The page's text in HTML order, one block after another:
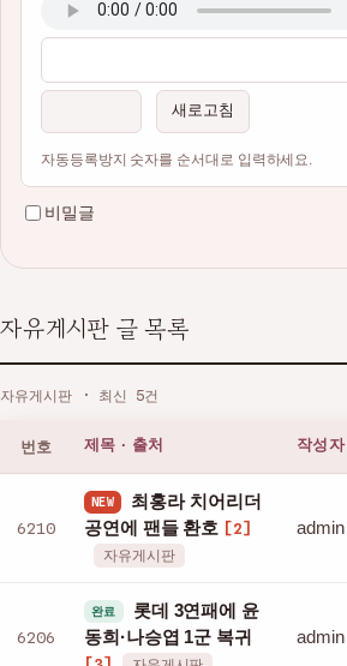
이름필수
비밀번호필수
새로고침
자동등록방지 숫자를 순서대로 입력하세요.
비밀글
자유게시판 글 목록
자유게시판 · 최신 5건
번호 제목 · 출처 작성자
6210
NEW
최홍라 치어리더
공연에 팬들 환호 [2]
자유게시판
admin
6206
완료
롯데 3연패에 윤
동희·나승엽 1군 복귀
admin